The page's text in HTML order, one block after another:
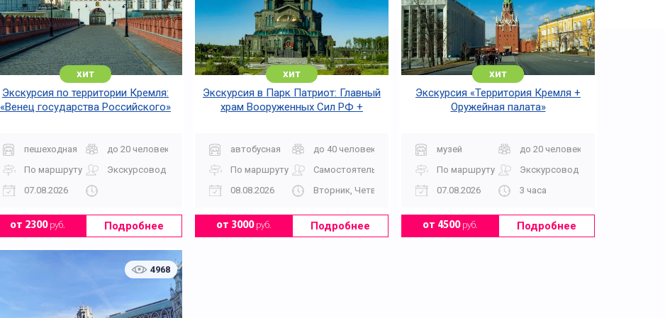
хит
Экскурсия по территории Кремля:
«Венец государства Российского»
пешеходная
до 20 человек
По маршруту
Экскурсовод
07.08.2026
от 2300руб. Подробнее
хит
Экскурсия в Парк Патриот: Главный
храм Вооруженных Сил РФ +
автобусная
до 40 человек
По маршруту
Самостоятельно
08.08.2026
Вторник, Четверг, Суббота, Воскресенье 11.30
от 3000руб. Подробнее
хит
Экскурсия «Территория Кремля +
Оружейная палата»
музей
до 20 человек
По маршруту
Экскурсовод
07.08.2026
3 часа
от 4500руб. Подробнее
4968